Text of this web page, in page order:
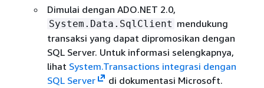
Dimulai dengan ADO.NET 2.0,
System.Data.SqlClient mendukung
transaksi yang dapat dipromosikan dengan
SQL Server. Untuk informasi selengkapnya,
lihat System.Transactions integrasi dengan
SQL Server
di dokumentasi Microsoft.